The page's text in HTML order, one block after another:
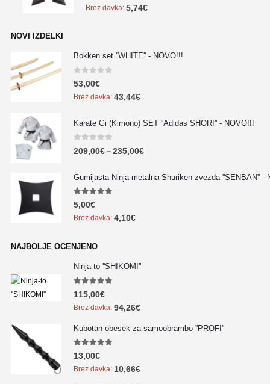
Brez davka: 5,74€
NOVI IZDELKI
Bokken set ''WHITE'' - NOVO!!!
0out of 5
53,00€
Brez davka: 43,44€
Karate Gi (Kimono) SET ''Adidas SHORI'' - NOVO!!!
0 out of 5
209,00€ – 235,00€
Gumijasta Ninja metalna Shuriken zvezda ''SENBAN'' -
5.00out of 5
5,00€
Brez davka: 4,10€
NAJBOLJE OCENJENO
Ninja-to ''SHIKOMI''
5.00 out of 5
115,00€
Brez davka: 94,26€
Kubotan obesek za samoobrambo ''PROFI''
5.00out of 5
13,00€
Brez davka: 10,66€